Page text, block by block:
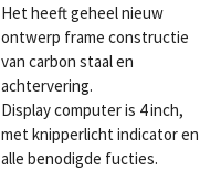
Het heeft geheel nieuw
ontwerp frame constructie
van carbon staal en
achtervering.
Display computer is 4 inch,
met knipperlicht indicator en
alle benodigde fucties.